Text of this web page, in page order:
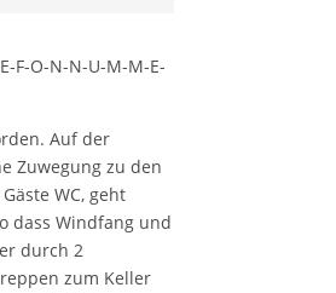
F-O-N-N-U-M-M-E-
Auf der
Zuwegung zu den
WC, geht
dass Windfang und
durch 2
zum Keller